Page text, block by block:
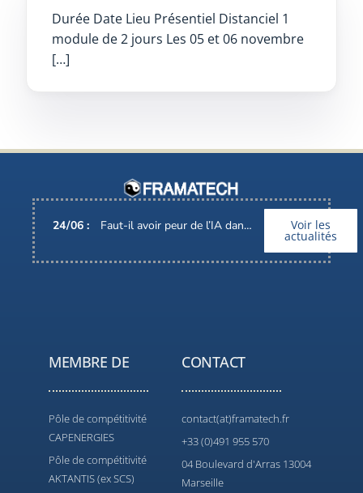
Durée Date Lieu Présentiel Distanciel 1
module de 2 jours Les 05 et 06 novembre
[…]
24/06 : Faut-il avoir peur de l’IA dans nos métiers ? Voir les
actualités
MEMBRE DE
Pôle de compétitivité
CAPENERGIES
Pôle de compétitivité
AKTANTIS (ex SCS)
CONTACT
contact(at)framatech.fr
+33 (0)491 955 570
04 Boulevard d'Arras 13004
Marseille